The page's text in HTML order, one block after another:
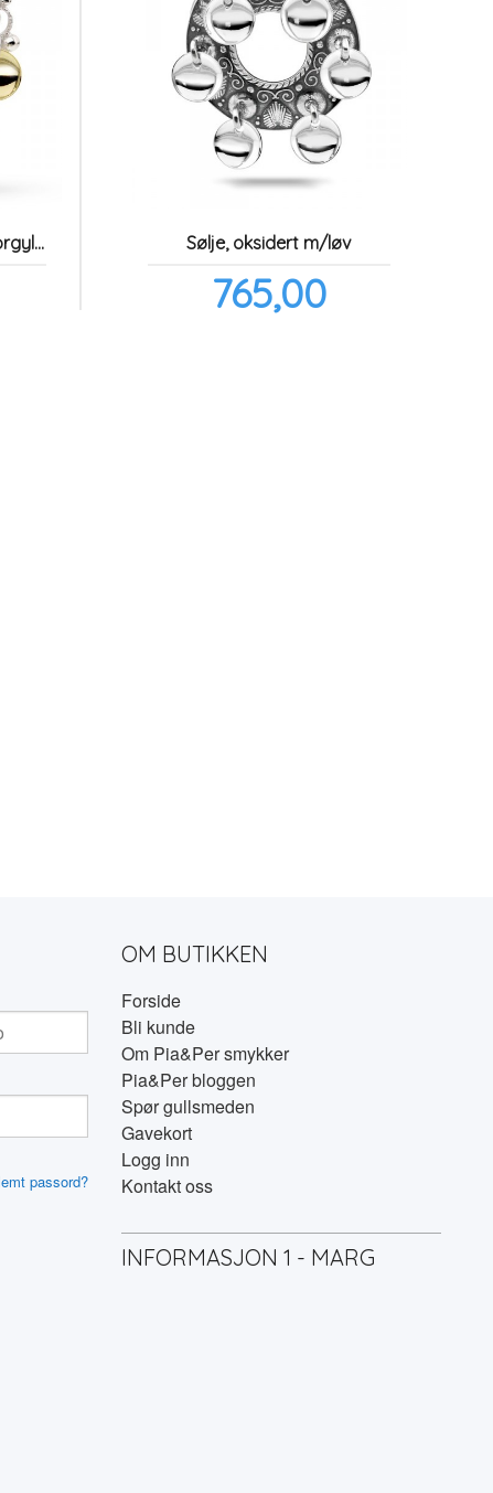
Sølje, hvit rosebunn m/forgylte løv Sølje, oksidert m/løv
Pris
765,00inkl.
mva.
passord?
OM BUTIKKEN
Forside
Bli kunde
Om Pia&Per smykker
Pia&Per bloggen
Spør gullsmeden
Gavekort
Logg inn
Kontakt oss
INFORMASJON 1 - MARG